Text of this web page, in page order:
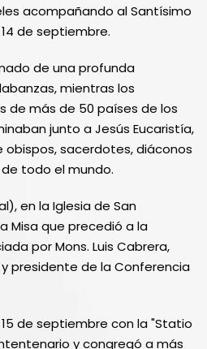
acompañando al Santísimo
de septiembre.
de una profunda
mientras los
de más de 50 países de los
junto a Jesús Eucaristía,
sacerdotes, diáconos
todo el mundo.
en la Iglesia de San
Misa que precedió a la
por Mons. Luis Cabrera,
presidente de la Conferencia
de septiembre con la "Statio
y congregó a más